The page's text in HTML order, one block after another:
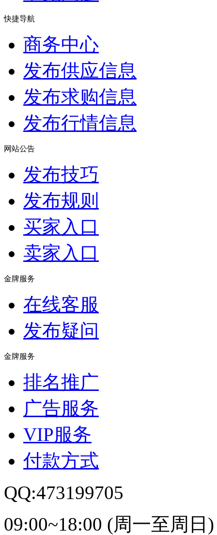
快捷导航
商务中心
发布供应信息
发布求购信息
发布行情信息
网站公告
发布技巧
发布规则
买家入口
卖家入口
金牌服务
在线客服
发布疑问
金牌服务
排名推广
广告服务
VIP服务
付款方式
QQ:473199705
09:00~18:00 (周一至周日)